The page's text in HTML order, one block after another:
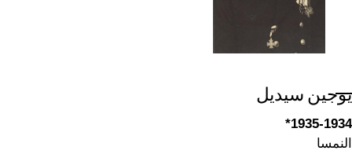
يوجين سيديل
1935-1934*
النمسا